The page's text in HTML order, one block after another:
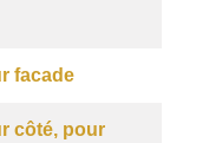
facade
côté, pour